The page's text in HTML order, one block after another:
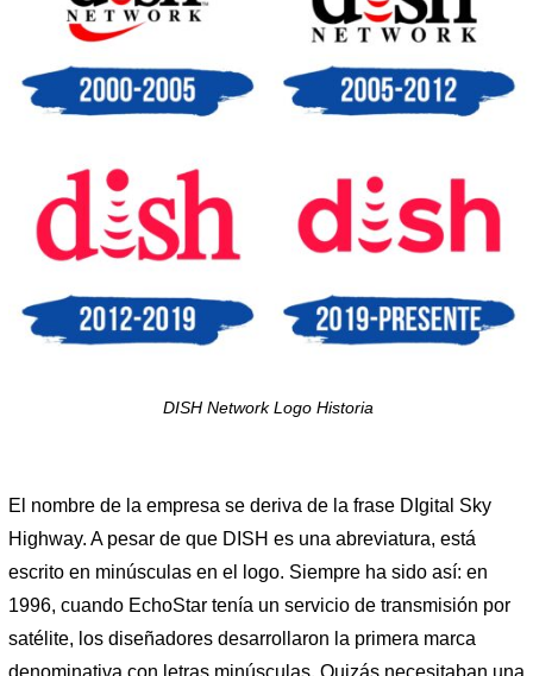
DISH Network Logo Historia
El nombre de la empresa se deriva de la frase DIgital Sky
Highway. A pesar de que DISH es una abreviatura, está
escrito en minúsculas en el logo. Siempre ha sido así: en
1996, cuando EchoStar tenía un servicio de transmisión por
satélite, los diseñadores desarrollaron la primera marca
denominativa con letras minúsculas. Quizás necesitaban una